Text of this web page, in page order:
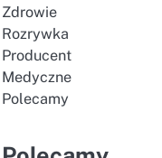
Zdrowie
Rozrywka
Producent
Medyczne
Polecamy